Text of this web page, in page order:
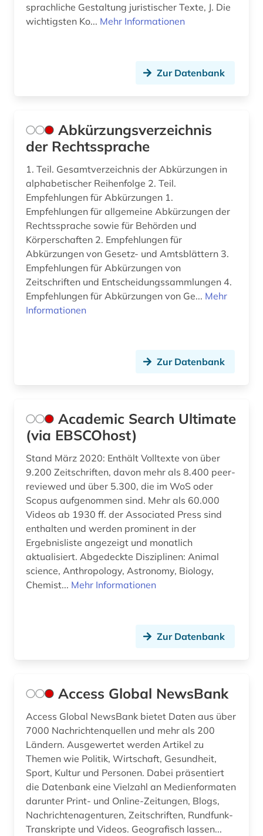
bibliographische quellen (1)
bibliotheksbestand (2)
bibliothekskatalog plus (1)
biblische studien (1)
bilanz (4)
bilanzierung (1)
biografie (1)
biologie (1)
bodenschutz (3)
book e (1)
bosnien und herzegowina (1)
botanik (1)
bremen (1)
bremische evangelische kirche (1)
brief (1)
briefsammlung (1)
buchbestand (1)
buchführung (2)
bundes-angestelltentarifvertrag (4)
sprachliche Gestaltung juristischer Texte, J. Die
wichtigsten Ko... Mehr Informationen
Zur Datenbank
Abkürzungsverzeichnis
der Rechtssprache
1. Teil. Gesamtverzeichnis der Abkürzungen in
alphabetischer Reihenfolge 2. Teil.
Empfehlungen für Abkürzungen 1.
Empfehlungen für allgemeine Abkürzungen der
Rechtssprache sowie für Behörden und
Körperschaften 2. Empfehlungen für
Abkürzungen von Gesetz- und Amtsblättern 3.
Empfehlungen für Abkürzungen von
Zeitschriften und Entscheidungssammlungen 4.
Empfehlungen für Abkürzungen von Ge... Mehr
Informationen
Zur Datenbank
Academic Search Ultimate
(via EBSCOhost)
Stand März 2020: Enthält Volltexte von über
9.200 Zeitschriften, davon mehr als 8.400 peer-
reviewed und über 5.300, die im WoS oder
Scopus aufgenommen sind. Mehr als 60.000
Videos ab 1930 ff. der Associated Press sind
enthalten und werden prominent in der
Ergebnisliste angezeigt und monatlich
aktualisiert. Abgedeckte Disziplinen: Animal
science, Anthropology, Astronomy, Biology,
Chemist... Mehr Informationen
Zur Datenbank
Access Global NewsBank
Access Global NewsBank bietet Daten aus über
7000 Nachrichtenquellen und mehr als 200
Ländern. Ausgewertet werden Artikel zu
Themen wie Politik, Wirtschaft, Gesundheit,
Sport, Kultur und Personen. Dabei präsentiert
die Datenbank eine Vielzahl an Medienformaten
darunter Print- und Online-Zeitungen, Blogs,
Nachrichtenagenturen, Zeitschriften, Rundfunk-
Transkripte und Videos. Geografisch lassen...